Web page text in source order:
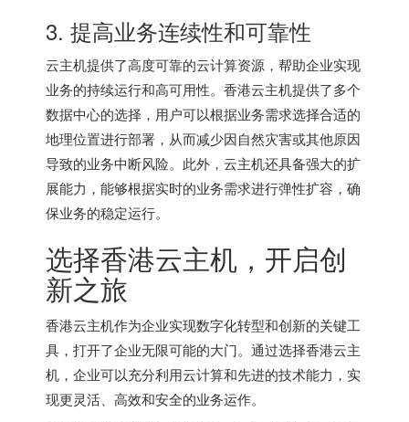
3. 提高业务连续性和可靠性
云主机提供了高度可靠的云计算资源，帮助企业实现
业务的持续运行和高可用性。香港云主机提供了多个
数据中心的选择，用户可以根据业务需求选择合适的
地理位置进行部署，从而减少因自然灾害或其他原因
导致的业务中断风险。此外，云主机还具备强大的扩
展能力，能够根据实时的业务需求进行弹性扩容，确
保业务的稳定运行。
选择香港云主机，开启创
新之旅
香港云主机作为企业实现数字化转型和创新的关键工
具，打开了企业无限可能的大门。通过选择香港云主
机，企业可以充分利用云计算和先进的技术能力，实
现更灵活、高效和安全的业务运作。